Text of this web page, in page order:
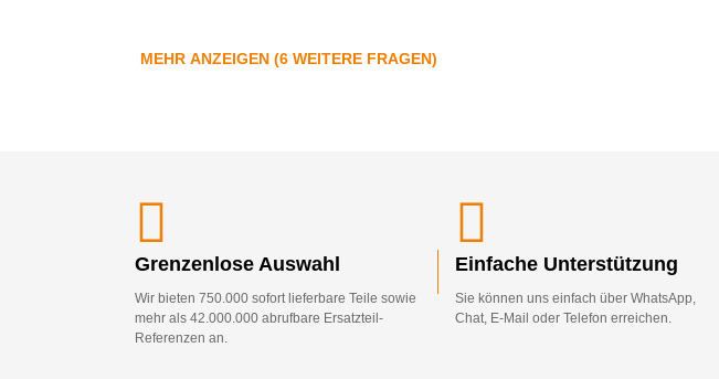
MEHR ANZEIGEN (6 WEITERE FRAGEN)
Grenzenlose Auswahl
Wir bieten 750.000 sofort lieferbare Teile sowie
mehr als 42.000.000 abrufbare Ersatzteil-
Referenzen an.
Einfache Unterstützung
Sie können uns einfach über WhatsApp,
Chat, E-Mail oder Telefon erreichen.